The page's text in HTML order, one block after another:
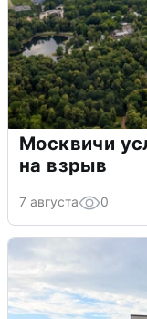
Москвичи
на взрыв
7 августа 0